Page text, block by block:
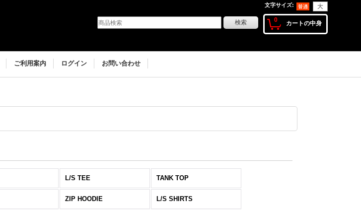
文字サイズ:
0 カートの中身
ご利用案内 ログイン お問い合わせ
L/S TEE TANK TOP
ZIP HOODIE L/S SHIRTS